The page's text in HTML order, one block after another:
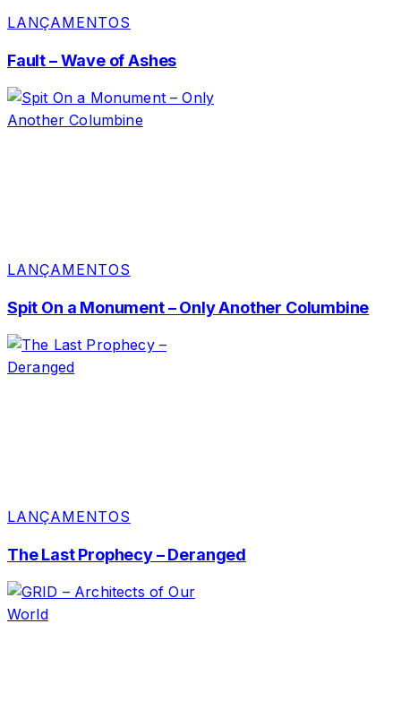
LANÇAMENTOS
Fault – Wave of Ashes
LANÇAMENTOS
Spit On a Monument – Only Another Columbine
LANÇAMENTOS
The Last Prophecy – Deranged